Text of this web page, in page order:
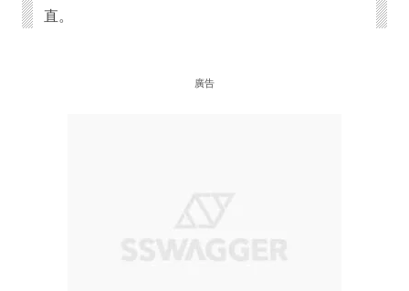
直。
廣告